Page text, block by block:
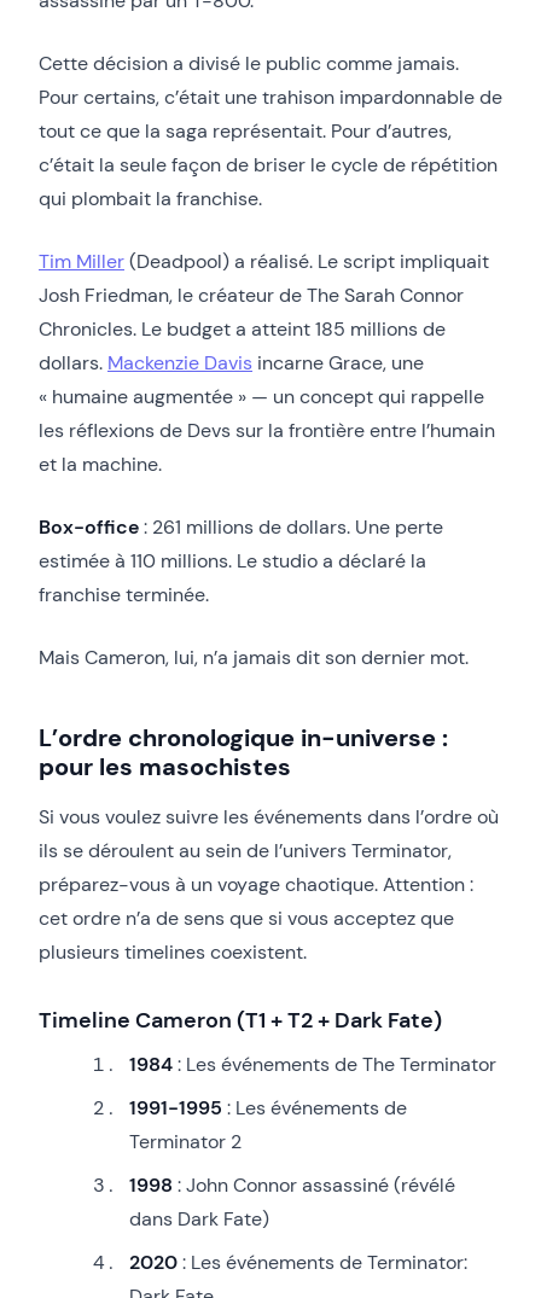
Cette décision a divisé le public comme jamais.
Pour certains, c’était une trahison impardonnable de
tout ce que la saga représentait. Pour d’autres,
c’était la seule façon de briser le cycle de répétition
qui plombait la franchise.
Tim Miller(Deadpool) a réalisé. Le script impliquait
Josh Friedman, le créateur de The Sarah Connor
Chronicles. Le budget a atteint 185 millions de
dollars. Mackenzie Davis incarne Grace, une
« humaine augmentée » — un concept qui rappelle
les réflexions de Devs sur la frontière entre l’humain
et la machine.
Box-office: 261 millions de dollars. Une perte
estimée à 110 millions. Le studio a déclaré la
franchise terminée.
Mais Cameron, lui, n’a jamais dit son dernier mot.
L’ordre chronologique in-universe :
pour les masochistes
Si vous voulez suivre les événements dans l’ordre où
ils se déroulent au sein de l’univers Terminator,
préparez-vous à un voyage chaotique. Attention :
cet ordre n’a de sens que si vous acceptez que
plusieurs timelines coexistent.
Timeline Cameron (T1 + T2 + Dark Fate)
1984: Les événements de The Terminator
1991-1995 : Les événements de
Terminator 2
1998 : John Connor assassiné (révélé
dans Dark Fate)
2020: Les événements de Terminator: